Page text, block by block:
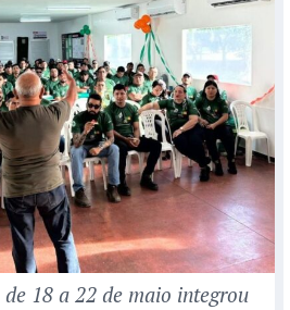
18 a 22 de maio integrou